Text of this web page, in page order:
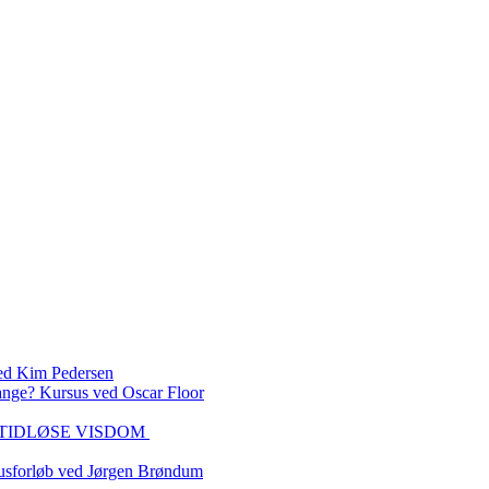
Kim Pedersen
Kursus ved Oscar Floor
TIDLØSE VISDOM
ved Jørgen Brøndum